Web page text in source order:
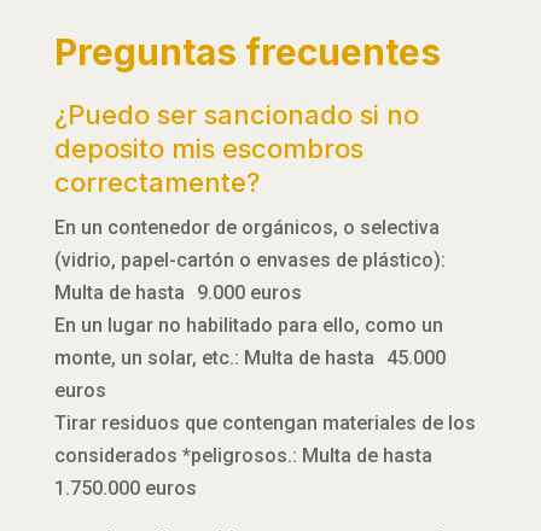
Preguntas frecuentes
¿Puedo ser sancionado si no
deposito mis escombros
correctamente?
En un contenedor de orgánicos, o selectiva
(vidrio, papel-cartón o envases de plástico):
Multa de hasta 9.000 euros
En un lugar no habilitado para ello, como un
monte, un solar, etc.: Multa de hasta 45.000
euros
Tirar residuos que contengan materiales de los
considerados *peligrosos.: Multa de hasta
1.750.000 euros